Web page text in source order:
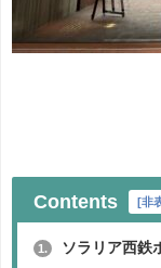
Contents [非
1. ソラリア西鉄